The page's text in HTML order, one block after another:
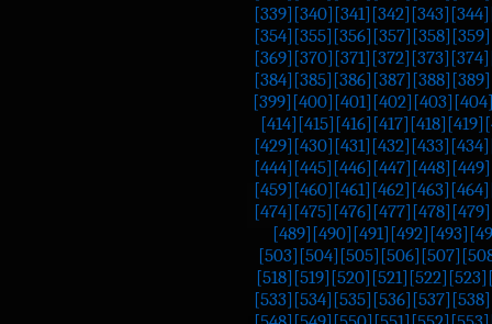
[339] [340] [341] [342] [343] [344]
[354] [355] [356] [357] [358] [359]
[369] [370] [371] [372] [373] [374]
[384] [385] [386] [387] [388] [389]
[399] [400] [401] [402] [403]
[414] [415] [416] [417] [418] [419]
[429] [430] [431] [432] [433] [434]
[444] [445] [446] [447] [448] [449]
[459] [460] [461] [462] [463] [464]
[474] [475] [476] [477] [478] [479]
[489] [490] [491] [492] [493]
[503] [504] [505] [506] [507]
[518] [519] [520] [521] [522] [523]
[533] [534] [535] [536] [537] [538]